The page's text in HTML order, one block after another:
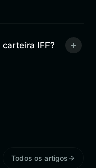
IFF?
Todos os artigos